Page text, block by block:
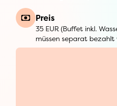
Preis
35 EUR (Buffet inkl.
müssen separat bezahlt